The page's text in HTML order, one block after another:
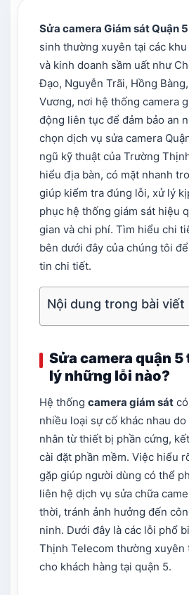
Sửa camera Giám sát Quận 5
sinh thường xuyên tại các
và kinh doanh sầm uất như
Đạo, Nguyễn Trãi, Hồng
Vương, nơi hệ thống camera
động liên tục để đảm bảo an
chọn dịch vụ sửa camera
ngũ kỹ thuật của Trường
hiểu địa bàn, có mặt nhanh
giúp kiểm tra đúng lỗi, xử lý
phục hệ thống giám sát hiệu
gian và chi phí. Tìm hiểu chi
bên dưới đây của chúng tôi
tin chi tiết.
Nội dung trong bài viết
Sửa camera quận
lý những lỗi nào?
Hệ thống camera giám sát
nhiều loại sự cố khác nhau
nhân từ thiết bị phần cứng,
cài đặt phần mềm. Việc hiểu
gặp giúp người dùng có thể
liên hệ dịch vụ sửa chữa
thời, tránh ảnh hưởng đến
ninh. Dưới đây là các lỗi phổ
Thịnh Telecom thường xuyên
cho khách hàng tại quận 5.